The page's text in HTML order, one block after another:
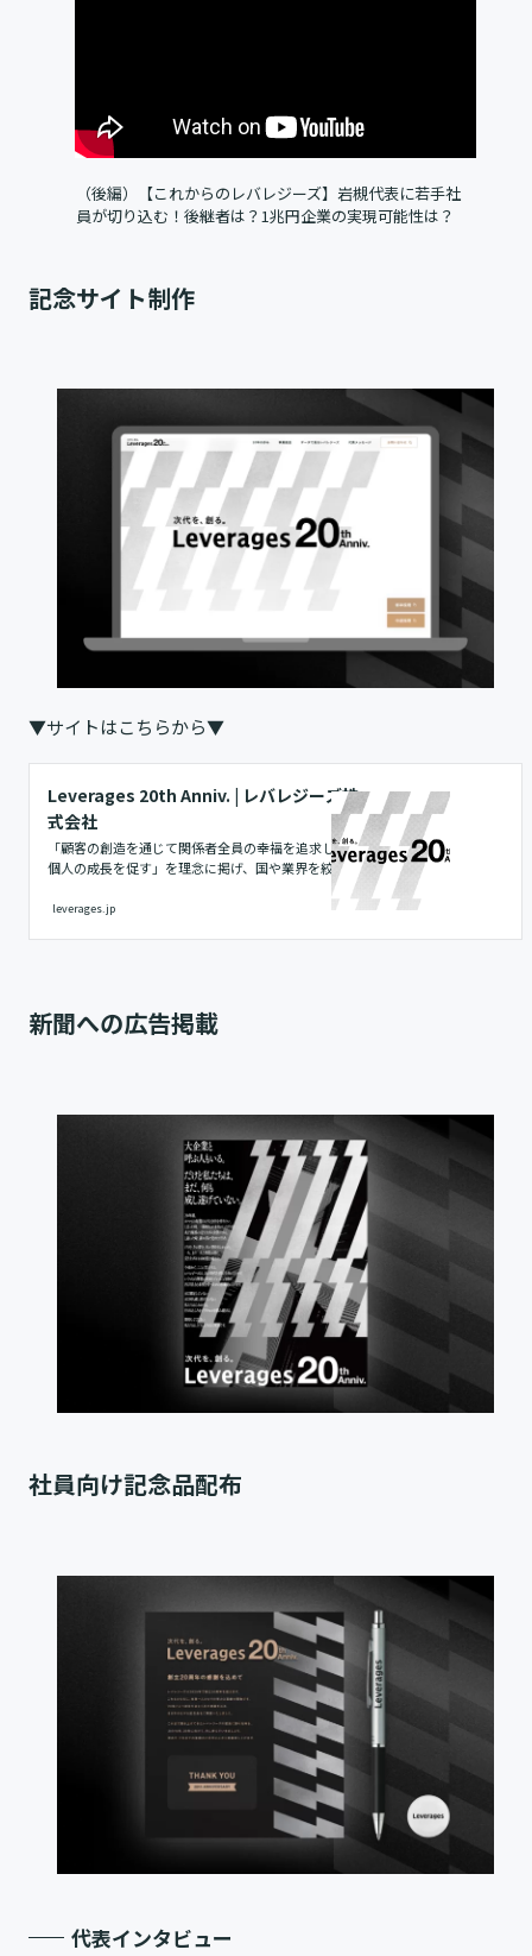
（後編）【これからのレバレジーズ】岩槻代表に若手社
員が切り込む！後継者は？1兆円企業の実現可能性は？
記念サイト制作
▼サイトはこちらから▼
Leverages 20th Anniv. | レバレジーズ株
式会社
「顧客の創造を通じて関係者全員の幸福を追求し、各
個人の成長を促す」を理念に掲げ、国や業界を絞らず
(Leverages)は20周年を迎えました。これまでの歩み
leverages.jp
新聞への広告掲載
社員向け記念品配布
代表インタビュー